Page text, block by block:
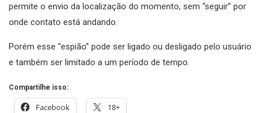
permite o envio da localização do momento, sem “seguir” por
onde contato está andando.
Porém esse “espião” pode ser ligado ou desligado pelo usuário
e também ser limitado a um período de tempo.
Compartilhe isso:
Facebook 18+